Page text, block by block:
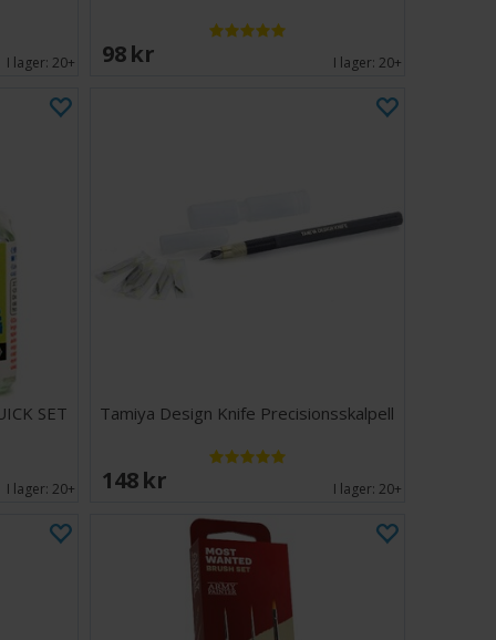
I lager:20+ 98 SEK I lager:20+
SET
I lager:20+
Tamiya Design Knife Precisionsskalpell
148 SEK I lager:20+